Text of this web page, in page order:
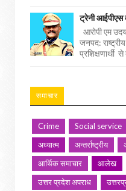
ट्रेनी आईपीएस
आरोपी एम
जनपद:
प्रशिक्षणार्थी
समाचार
Crime Social service
अध्यात्म
अन्तर्राष्ट्रीय
आर्थिक समाचार
आलेख
उत्तर प्रदेश अपराध